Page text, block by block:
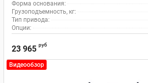
Форма основания:
Грузоподъемность, кг:
Тип привода:
Опции:
23 965 руб
Видеообзор